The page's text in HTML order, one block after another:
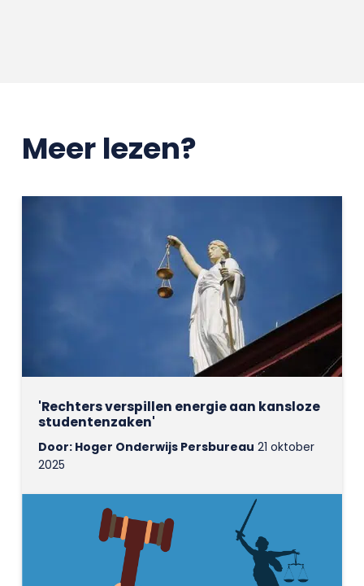
Meer lezen?
'Rechters verspillen energie aan kansloze
studentenzaken'
Door: Hoger Onderwijs Persbureau 21 oktober
2025